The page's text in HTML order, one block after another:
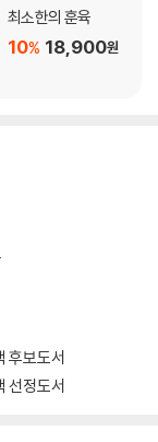
최소한의 훈육
18,900원
10%
후보도서
선정도서